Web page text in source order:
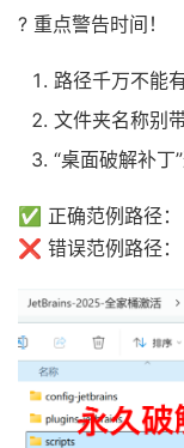
? 重点警告时间！
路径千万不能
文件夹名称别
“桌面破解补丁
✅ 正确范例路径：
❌ 错误范例路径：